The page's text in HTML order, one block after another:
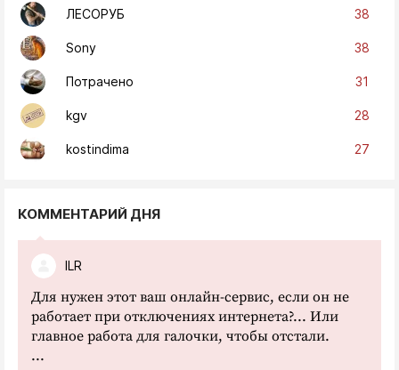
ЛЕСОРУБ 38
Sony 38
Потрачено 31
kgv 28
kostindima 27
КОММЕНТАРИЙ ДНЯ
ILR
Для нужен этот ваш онлайн-сервис, если он не
работает при отключениях интернета?... Или
главное работа для галочки, чтобы отстали.
...